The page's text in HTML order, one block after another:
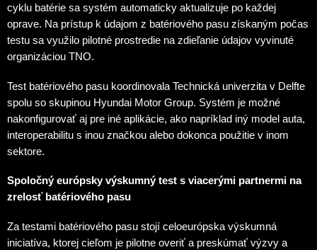
cyklu batérie sa systém automaticky aktualizuje po každej
oprave. Na prístup k údajom z batériového pasu získaným počas
testu sa využilo pilotné prostredie na zdieľanie údajov vyvinuté
organizáciou TNO.
Test batériového pasu koordinovala Technická univerzita v Delfte
spolu so skupinou Hyundai Motor Group. Systém je možné
nakonfigurovať aj pre iné aplikácie, ako napríklad iný model auta,
interoperabilitu s inou značkou alebo dokonca použitie v inom
sektore.
Spoločný európsky výskumný test s viacerými partnermi na
zrelosť batériového pasu
Za testami batériového pasu stojí celoeurópska výskumná
iniciatíva, ktorej cieľom je pilotne overiť a preskúmať výzvy a